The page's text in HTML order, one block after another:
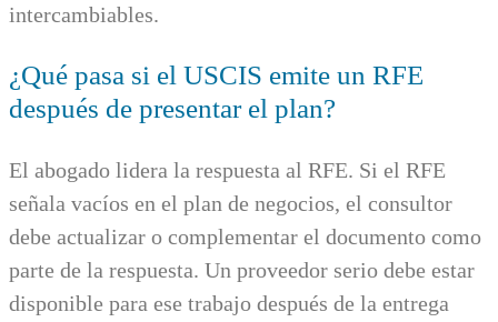
intercambiables.
¿Qué pasa si el USCIS emite un RFE
después de presentar el plan?
El abogado lidera la respuesta al RFE. Si el RFE
señala vacíos en el plan de negocios, el consultor
debe actualizar o complementar el documento como
parte de la respuesta. Un proveedor serio debe estar
disponible para ese trabajo después de la entrega